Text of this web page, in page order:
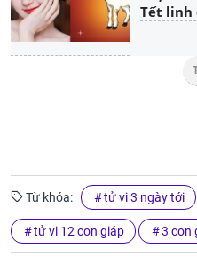
Tết linh
Từ khóa: tử vi 3 ngày tới
tử vi 12 con giáp 3 con